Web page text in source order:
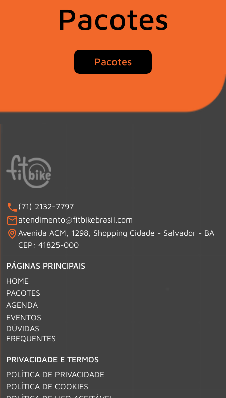
Pacotes
Pacotes
(71) 2132-7797
atendimento@fitbikebrasil.com
Avenida ACM, 1298, Shopping Cidade - Salvador - BA
CEP: 41825-000
PÁGINAS PRINCIPAIS
HOME
PACOTES
AGENDA
EVENTOS
DÚVIDAS
FREQUENTES
PRIVACIDADE E TERMOS
POLÍTICA DE PRIVACIDADE
POLÍTICA DE COOKIES